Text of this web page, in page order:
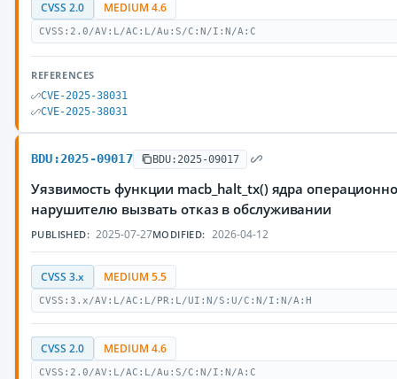
CVSS 2.0 MEDIUM 4.6
CVSS:2.0/AV:L/AC:L/Au:S/C:N/I:N/A:C
REFERENCES
CVE-2025-38031
CVE-2025-38031
BDU:2025-09017 BDU:2025-09017
Уязвимость функции macb_halt_tx() ядра
нарушителю вызвать отказ в обслуживании
PUBLISHED: 2025-07-27MODIFIED: 2026-04-12
CVSS 3.x MEDIUM 5.5
CVSS:3.x/AV:L/AC:L/PR:L/UI:N/S:U/C:N/I:N/A:H
CVSS 2.0 MEDIUM 4.6
CVSS:2.0/AV:L/AC:L/Au:S/C:N/I:N/A:C